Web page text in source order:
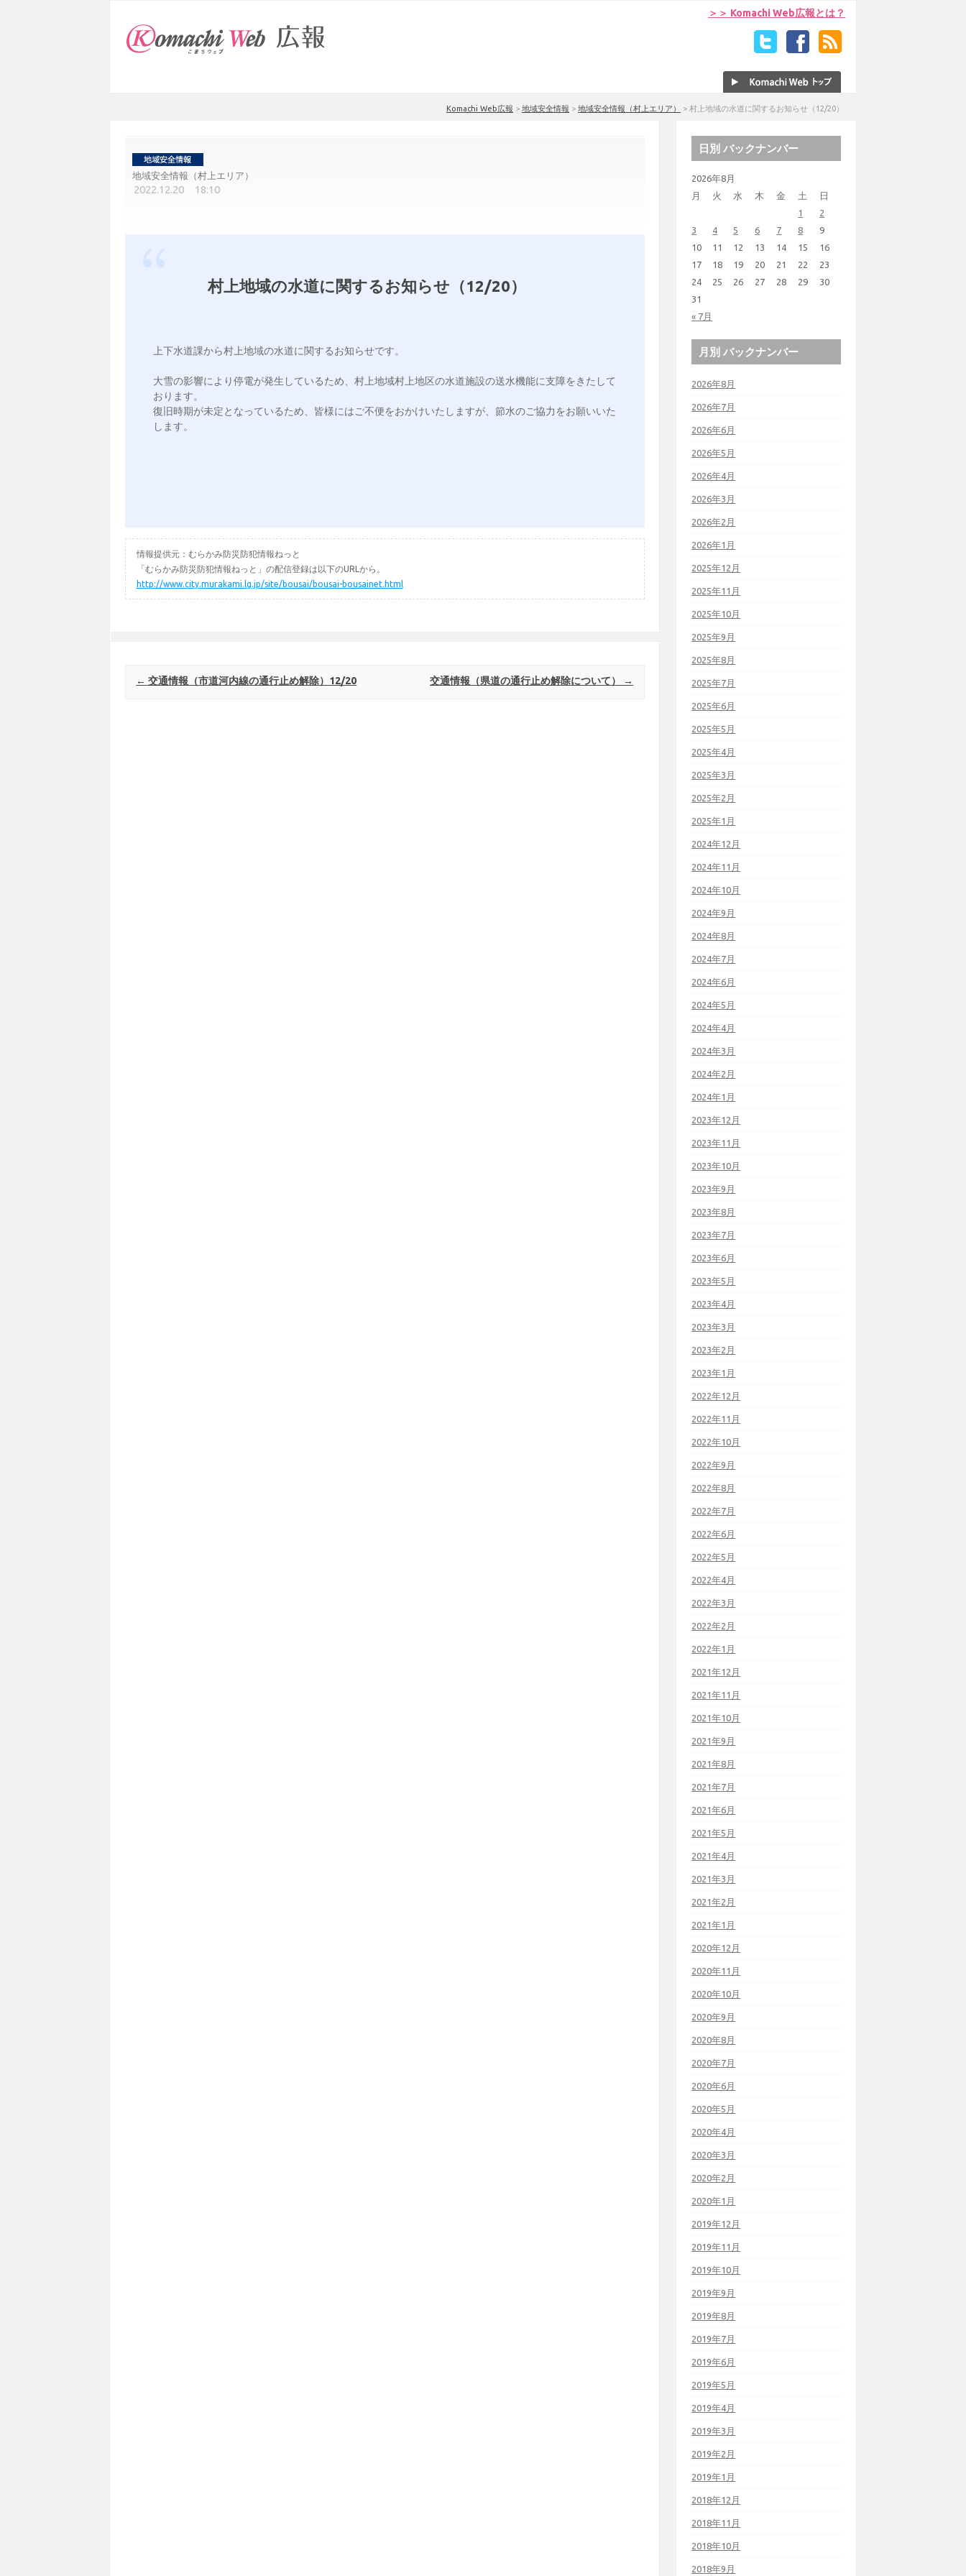
＞＞ Komachi Web広報とは？
Komachi Web広報 > 地域安全情報 > 地域安全情報（村上エリア） > 村上地域の水道に関するお知らせ（12/20）
地域安全情報（村上エリア）
2022.12.20 18:10
村上地域の水道に関するお知らせ（12/20）
上下水道課から村上地域の水道に関するお知らせです。
大雪の影響により停電が発生しているため、村上地域村上地区の水道施設の送水機能に支障をきたして
おります。
復旧時期が未定となっているため、皆様にはご不便をおかけいたしますが、節水のご協力をお願いいた
します。
情報提供元：むらかみ防災防犯情報ねっと
「むらかみ防災防犯情報ねっと」の配信登録は以下のURLから。
http://www.city.murakami.lg.jp/site/bousai/bousai-bousainet.html
Post navigation
← 交通情報（市道河内線の通行止め解除）12/20 交通情報（県道の通行止め解除について） →
日別 バックナンバー
2026年8月
月
火 水 木 金 土 日
« 7月
1
2
3
4 5 6 7 8
9
10
11 12 13 14 15
16
17
18 19 20 21 22
23
24
25 26 27 28 29
30
31
月別 バックナンバー
2026年8月
2026年7月
2026年6月
2026年5月
2026年4月
2026年3月
2026年2月
2026年1月
2025年12月
2025年11月
2025年10月
2025年9月
2025年8月
2025年7月
2025年6月
2025年5月
2025年4月
2025年3月
2025年2月
2025年1月
2024年12月
2024年11月
2024年10月
2024年9月
2024年8月
2024年7月
2024年6月
2024年5月
2024年4月
2024年3月
2024年2月
2024年1月
2023年12月
2023年11月
2023年10月
2023年9月
2023年8月
2023年7月
2023年6月
2023年5月
2023年4月
2023年3月
2023年2月
2023年1月
2022年12月
2022年11月
2022年10月
2022年9月
2022年8月
2022年7月
2022年6月
2022年5月
2022年4月
2022年3月
2022年2月
2022年1月
2021年12月
2021年11月
2021年10月
2021年9月
2021年8月
2021年7月
2021年6月
2021年5月
2021年4月
2021年3月
2021年2月
2021年1月
2020年12月
2020年11月
2020年10月
2020年9月
2020年8月
2020年7月
2020年6月
2020年5月
2020年4月
2020年3月
2020年2月
2020年1月
2019年12月
2019年11月
2019年10月
2019年9月
2019年8月
2019年7月
2019年6月
2019年5月
2019年4月
2019年3月
2019年2月
2019年1月
2018年12月
2018年11月
2018年10月
2018年9月